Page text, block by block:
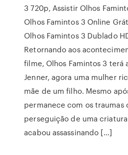
3 720p, Assistir Olhos
Olhos Famintos 3 Online
Olhos Famintos 3 Dublado
Retornando aos
filme, Olhos Famintos 3 terá
Jenner, agora uma mulher
mãe de um filho. Mesmo
permanece com os traumas
perseguição de uma
acabou assassinando […]